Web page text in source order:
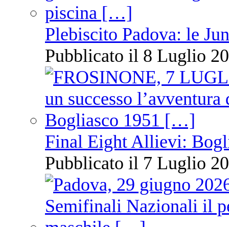
Plebiscito Padova: le
Pubblicato il 8 Luglio
Final Eight Allievi:
Pubblicato il 7 Luglio